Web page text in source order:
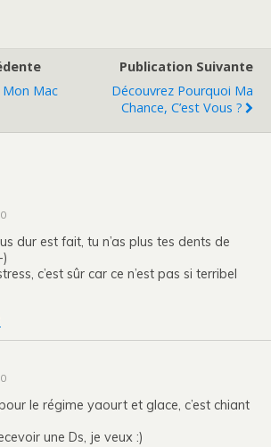
Mac
Publication Suivante
Découvrez Pourquoi Ma
Chance, C’est Vous ?
dur est fait, tu n’as plus tes dents de
c’est sûr car ce n’est pas si terribel
le régime yaourt et glace, c’est chiant
une Ds, je veux :)